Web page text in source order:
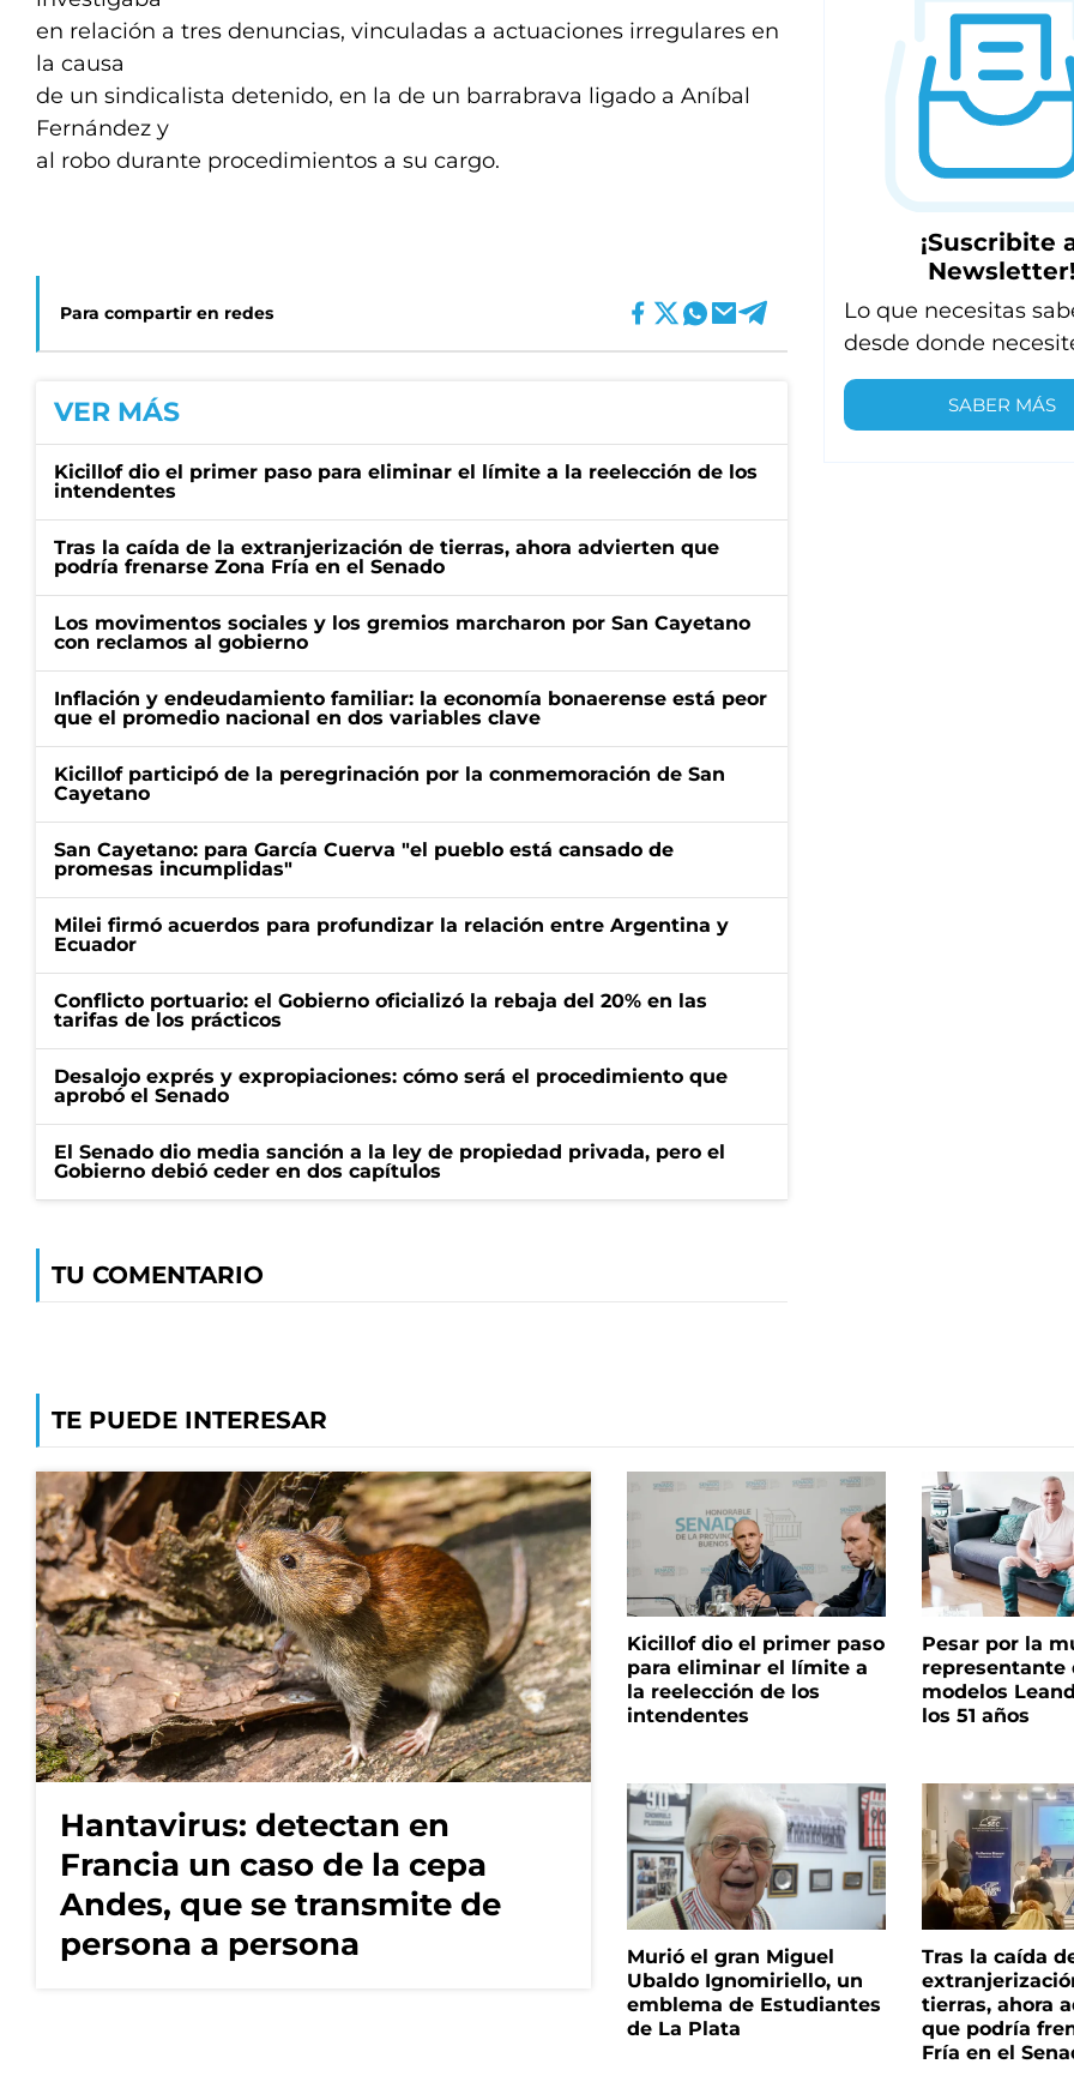
en relación a tres denuncias, vinculadas a actuaciones irregulares en
la causa
de un sindicalista detenido, en la de un barrabrava ligado a Aníbal
Fernández y
al robo durante procedimientos a su cargo.
Para compartir en redes
VER MÁS
Kicillof dio el primer paso para eliminar el límite a la reelección de los
intendentes
Tras la caída de la extranjerización de tierras, ahora advierten que
podría frenarse Zona Fría en el Senado
Los movimentos sociales y los gremios marcharon por San Cayetano
con reclamos al gobierno
Inflación y endeudamiento familiar: la economía bonaerense está peor
que el promedio nacional en dos variables clave
Kicillof participó de la peregrinación por la conmemoración de San
Cayetano
San Cayetano: para García Cuerva "el pueblo está cansado de
promesas incumplidas"
Milei firmó acuerdos para profundizar la relación entre Argentina y
Ecuador
Conflicto portuario: el Gobierno oficializó la rebaja del 20% en las
tarifas de los prácticos
Desalojo exprés y expropiaciones: cómo será el procedimiento que
aprobó el Senado
El Senado dio media sanción a la ley de propiedad privada, pero el
Gobierno debió ceder en dos capítulos
TU COMENTARIO
¡Suscribite
Newsletter!
Lo que necesitas
desde donde
SABER MÁS
TE PUEDE INTERESAR
Hantavirus: detectan en
Francia un caso de la cepa
Andes, que se transmite de
persona a persona
Kicillof dio el primer paso
para eliminar el límite a
la reelección de los
intendentes
Pesar por la
representante
modelos
los 51 años
Murió el gran Miguel
Ubaldo Ignomiriello, un
emblema de Estudiantes
de La Plata
Tras la caída
tierras, ahora
que podría
Fría en el